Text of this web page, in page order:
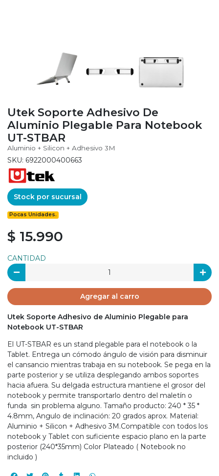
Utek Soporte Adhesivo De
Aluminio Plegable Para Notebook
UT-STBAR
Aluminio + Silicon + Adhesivo 3M
SKU: 6922000400663
Stock por sucursal
Pocas Unidades.
$ 15.990
CANTIDAD
Agregar al carro
Utek Soporte Adhesivo de Aluminio Plegable para
Notebook UT-STBAR
El UT-STBAR es un stand plegable para el notebook o la
Tablet. Entrega un cómodo ángulo de visión para disminuir
el cansancio mientras trabaja en su notebook. Se pega en la
parte posterior y se utiliza desplegando ambos soportes
hacia afuera. Su delgada estructura mantiene el grosor del
notebook y permite transportarlo dentro del maletín o
funda sin problema alguno. Tamaño producto: 240 * 35 *
4.8mm, Angulo de inclinación: 20 grados aprox. Material:
Aluminio + Silicon + Adhesivo 3M.Compatible con todos los
notebook y Tablet con suficiente espacio plano en la parte
posterior (240*35mm) Color Plateado ( Notebook no
incluido )